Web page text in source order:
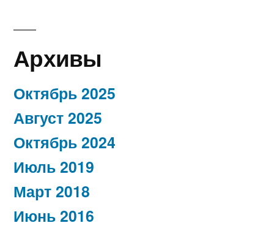
Архивы
Октябрь 2025
Август 2025
Октябрь 2024
Июль 2019
Март 2018
Июнь 2016